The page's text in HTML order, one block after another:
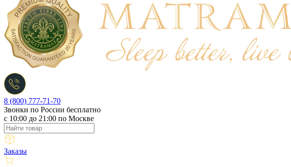
8 (800) 777-71-70
Звонки по России бесплатно
c 10:00 до 21:00 по Москве
Заказы